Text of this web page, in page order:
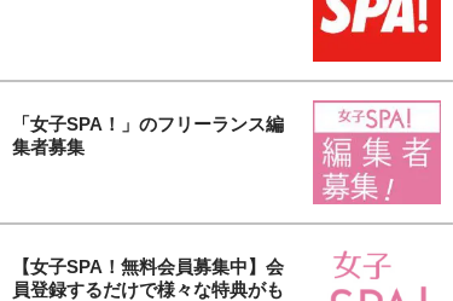
「女子SPA！」のフリーランス編
集者募集
【女子SPA！無料会員募集中】会
員登録するだけで様々な特典がも